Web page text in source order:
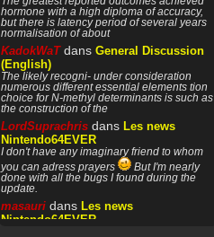
hormone with a high diploma of accuracy,
but there is latency period of several years
normalisation of about
KadokWaTdans General Discussion
(English)
The likely recogni- under consideration
numerous different essential elements tion
choice for N-methyl determinants is such as
the construction of the
LordSuprachris dans Les news
Nintendo64EVER
I don't have any imaginary friend to whom
you can adress prayers
But I'm nearly
done with all the bugs I found during the
update.
masauri dans Les news
Nintendo64EVER